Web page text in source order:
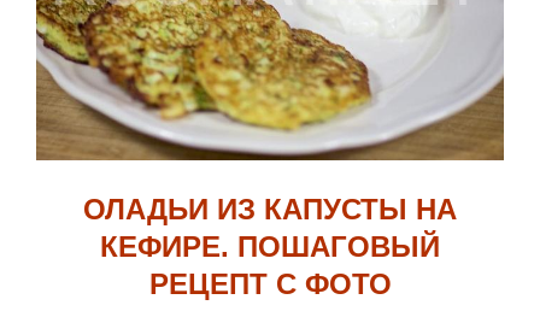
ОЛАДЬИ ИЗ КАПУСТЫ НА
КЕФИРЕ. ПОШАГОВЫЙ
РЕЦЕПТ С ФОТО